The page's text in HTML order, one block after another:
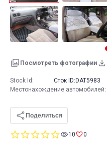
Посмотреть фотографии
0.010 0
Stock Id: Сток ID: DAT5983
Местонахождение автомобилей:
Поделиться